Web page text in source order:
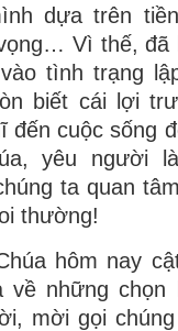
dựa trên
Vì thế, đã
tình trạng
biết cái lợi
đến cuộc sống
yêu người
ta quan
thường!
hôm nay
về những chọn
mời gọi